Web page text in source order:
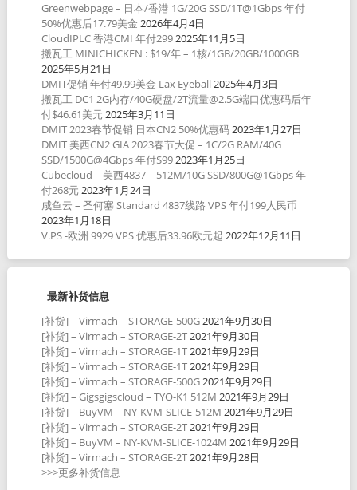
Greenwebpage – 日本/香港 1G/20G SSD/1T@1Gbps 年付
50%优惠后17.79美金 2026年4月4日
CloudIPLC 香港CMI 年付2992025年11月5日
搬瓦工 MINICHICKEN : $19/年 – 1核/1GB/20GB/1000GB
2025年5月21日
DMIT促销 年付49.99美金 Lax Eyeball 2025年4月3日
搬瓦工 DC1 2G内存/40G硬盘/2T流量@2.5G端口优惠码后年
付$46.61美元2025年3月11日
DMIT 2023春节促销 日本CN2 50%优惠码2023年1月27日
DMIT 美西CN2 GIA 2023春节大促 – 1C/2G RAM/40G
SSD/1500G@4Gbps 年付$992023年1月25日
Cubecloud – 美西4837 – 512M/10G SSD/800G@1Gbps 年
付268元2023年1月24日
咸鱼云 – 圣何塞 Standard 4837线路 VPS 年付199人民币
2023年1月18日
V.PS -欧洲 9929 VPS 优惠后33.96欧元起 2022年12月11日
最新补货信息
[补货] – Virmach – STORAGE-500G2021年9月30日
[补货] – Virmach – STORAGE-2T2021年9月30日
[补货] – Virmach – STORAGE-1T2021年9月29日
[补货] – Virmach – STORAGE-1T2021年9月29日
[补货] – Virmach – STORAGE-500G2021年9月29日
[补货] – Gigsgigscloud – TYO-K1 512M 2021年9月29日
[补货] – BuyVM – NY-KVM-SLICE-512M 2021年9月29日
[补货] – Virmach – STORAGE-2T2021年9月29日
[补货] – BuyVM – NY-KVM-SLICE-1024M 2021年9月29日
[补货] – Virmach – STORAGE-2T2021年9月28日
>>>更多补货信息